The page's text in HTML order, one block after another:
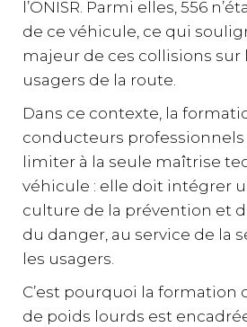
l’ONISR. Parmi elles, 556
de ce véhicule, ce qui
majeur de ces collisions sur
usagers de la route.
Dans ce contexte, la
conducteurs professionnels
limiter à la seule maîtrise
véhicule : elle doit intégrer
culture de la prévention et
du danger, au service de la
les usagers.
C’est pourquoi la formation
de poids lourds est